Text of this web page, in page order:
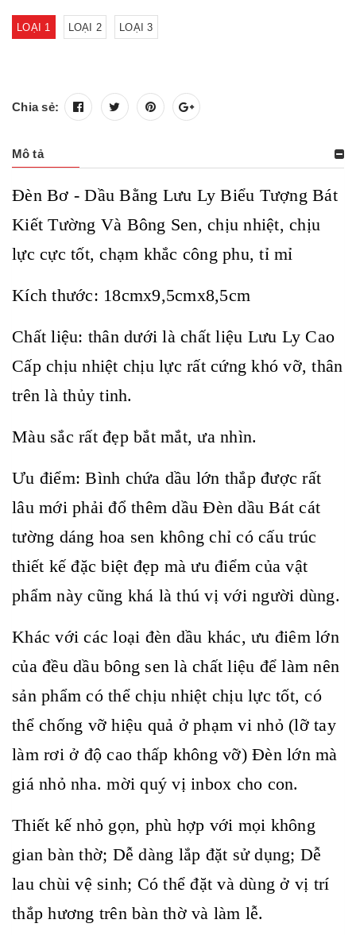
LOẠI 1 LOẠI 2 LOẠI 3
Chia sẻ:
Mô tả
Đèn Bơ - Dầu Bằng Lưu Ly Biểu Tượng Bát
Kiết Tường Và Bông Sen, chịu nhiệt, chịu
lực cực tốt, chạm khắc công phu, tỉ mỉ
Kích thước: 18cmx9,5cmx8,5cm
Chất liệu: thân dưới là chất liệu Lưu Ly Cao
Cấp chịu nhiệt chịu lực rất cứng khó vỡ, thân
trên là thủy tinh.
Màu sắc rất đẹp bắt mắt, ưa nhìn.
Ưu điểm: Bình chứa dầu lớn thắp được rất
lâu mới phải đổ thêm dầu Đèn dầu Bát cát
tường dáng hoa sen không chỉ có cấu trúc
thiết kế đặc biệt đẹp mà ưu điểm của vật
phẩm này cũng khá là thú vị với người dùng.
Khác với các loại đèn dầu khác, ưu điêm lớn
của đều dầu bông sen là chất liệu để làm nên
sản phẩm có thể chịu nhiệt chịu lực tốt, có
thể chống vỡ hiệu quả ở phạm vi nhỏ (lỡ tay
làm rơi ở độ cao thấp không vỡ) Đèn lớn mà
giá nhỏ nha. mời quý vị inbox cho con.
Thiết kế nhỏ gọn, phù hợp với mọi không
gian bàn thờ; Dễ dàng lắp đặt sử dụng; Dễ
lau chùi vệ sinh; Có thể đặt và dùng ở vị trí
thắp hương trên bàn thờ và làm lễ.